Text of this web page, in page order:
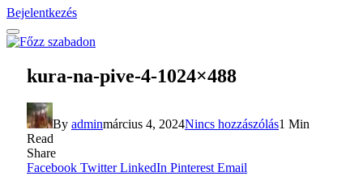
Bejelentkezés
kura-na-pive-4-1024×488
By adminmárcius 4, 2024Nincs hozzászólás1 Min
Read
Share
Facebook Twitter LinkedIn Pinterest Email